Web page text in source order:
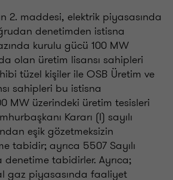
2. maddesi, elektrik piyasasında
denetimden istisna
kurulu gücü 100 MW
olan üretim lisansı sahipleri
tüzel kişiler ile OSB Üretim ve
sahipleri bu istisna
MW üzerindeki üretim tesisleri
Kararı (I) sayılı
eşik gözetmeksizin
tabidir; ayrıca 5507 Sayılı
tabidirler. Ayrıca;
gaz piyasasında faaliyet